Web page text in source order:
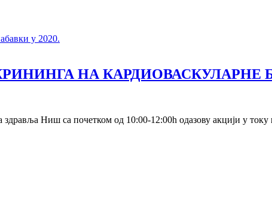
у 2020.
НА КАРДИОВАСКУЛАРНЕ
здравља Ниш са почетком од 10:00-12:00h одазову акцији у